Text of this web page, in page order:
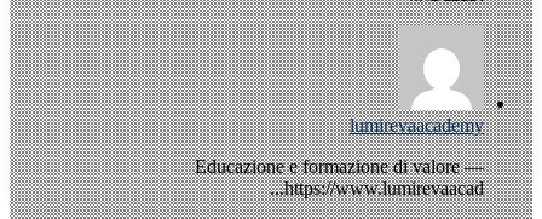
lumirevaacademy
Educazione e formazione di valore —
https://www.lumirevaacad...